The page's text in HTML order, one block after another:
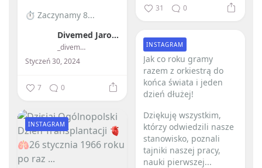
31 0
⏱ Zaczynamy 8...
Divemed Jarosław Przybylski
_divemed_
Styczeń 30, 2024
7 0
Jak co roku gramy
razem z orkiestrą do
końca świata i jeden
dzień dłużej! ️
Dziękuję wszystkim,
którzy odwiedzili nasze
stanowisko, poznali
tajniki naszej pracy,
nauki pierwszej...
INSTAGRAM
INSTAGRAM